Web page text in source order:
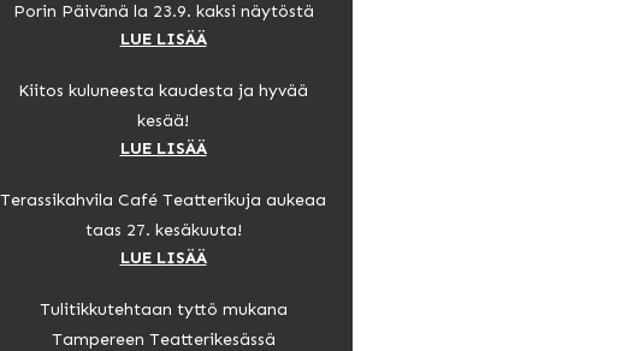
Porin Päivänä la 23.9. kaksi näytöstä
LUE LISÄÄ
Kiitos kuluneesta kaudesta ja hyvää
kesää!
LUE LISÄÄ
Terassikahvila Café Teatterikuja aukeaa
taas 27. kesäkuuta!
LUE LISÄÄ
Tulitikkutehtaan tyttö mukana
Tampereen Teatterikesässä